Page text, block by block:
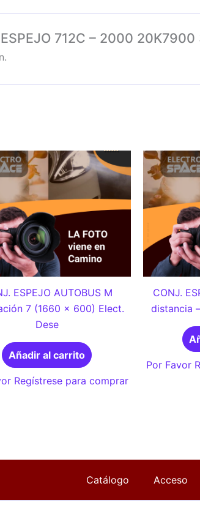
712C – 2000 20K7900
ESPEJO AUTOBUS M
7 (1660 x 600) Elect.
Dese
Añadir al carrito
Regístrese para comprar
CONJ.
distancia
Por Favor
Catálogo Acceso